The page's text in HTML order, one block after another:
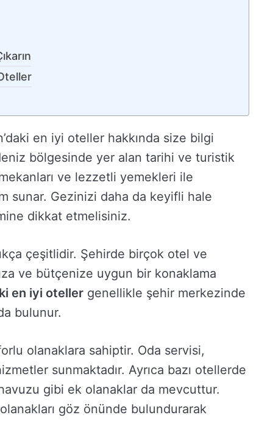
en iyi oteller hakkında size bilgi
bölgesinde yer alan tarihi ve turistik
ve lezzetli yemekleri ile
sunar. Gezinizi daha da keyifli hale
dikkat etmelisiniz.
çeşitlidir. Şehirde birçok otel ve
ve bütçenize uygun bir konaklama
en iyi oteller genellikle şehir merkezinde
bulunur.
olanaklara sahiptir. Oda servisi,
sunmaktadır. Ayrıca bazı otellerde
gibi ek olanaklar da mevcuttur.
göz önünde bulundurarak